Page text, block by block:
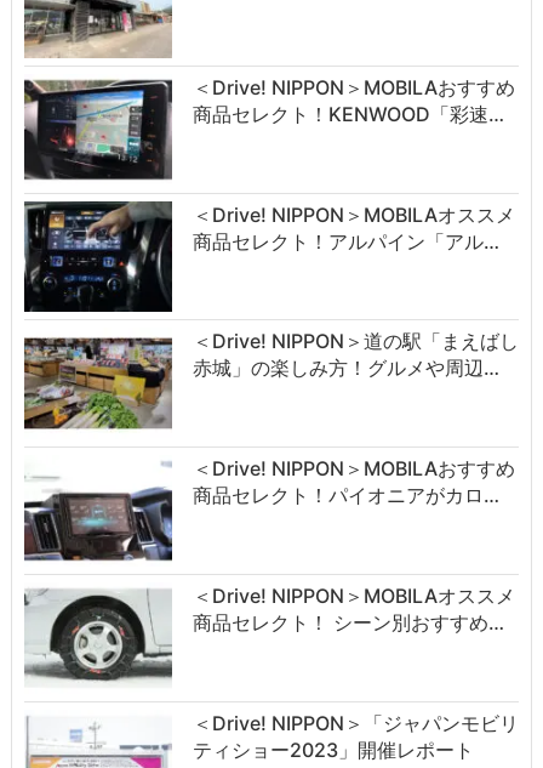
＜Drive! NIPPON＞MOBILAおすすめ
商品セレクト！KENWOOD「彩速…
＜Drive! NIPPON＞MOBILAオススメ
商品セレクト！アルパイン「アル…
＜Drive! NIPPON＞道の駅「まえばし
赤城」の楽しみ方！グルメや周辺…
＜Drive! NIPPON＞MOBILAおすすめ
商品セレクト！パイオニアがカロ…
＜Drive! NIPPON＞MOBILAオススメ
商品セレクト！ シーン別おすすめ…
＜Drive! NIPPON＞「ジャパンモビリ
ティショー2023」開催レポート